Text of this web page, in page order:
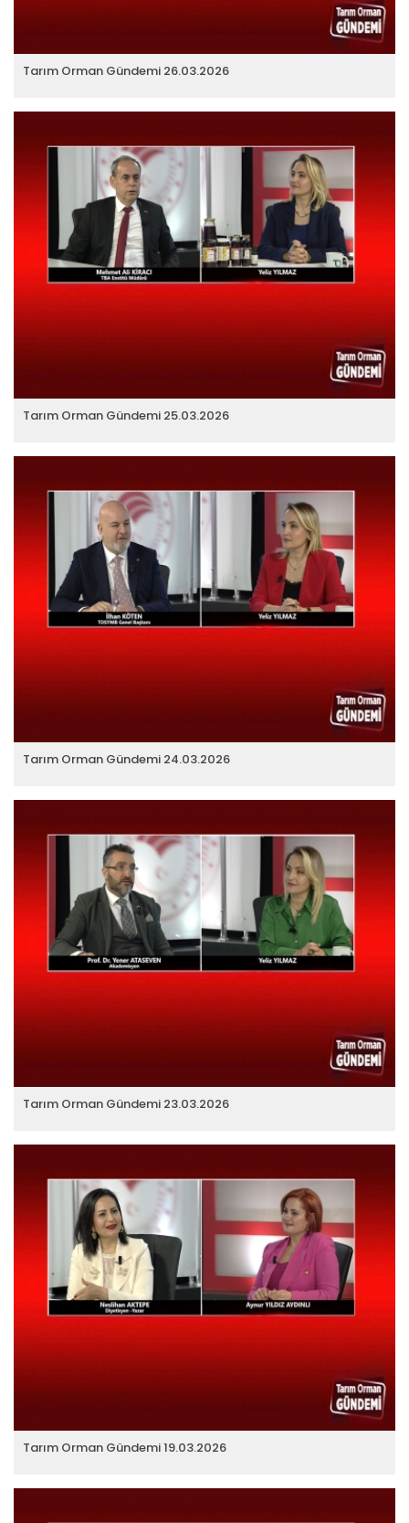
Tarım Orman Gündemi 26.03.2026
Tarım Orman Gündemi 25.03.2026
Tarım Orman Gündemi 24.03.2026
Tarım Orman Gündemi 23.03.2026
Tarım Orman Gündemi 19.03.2026